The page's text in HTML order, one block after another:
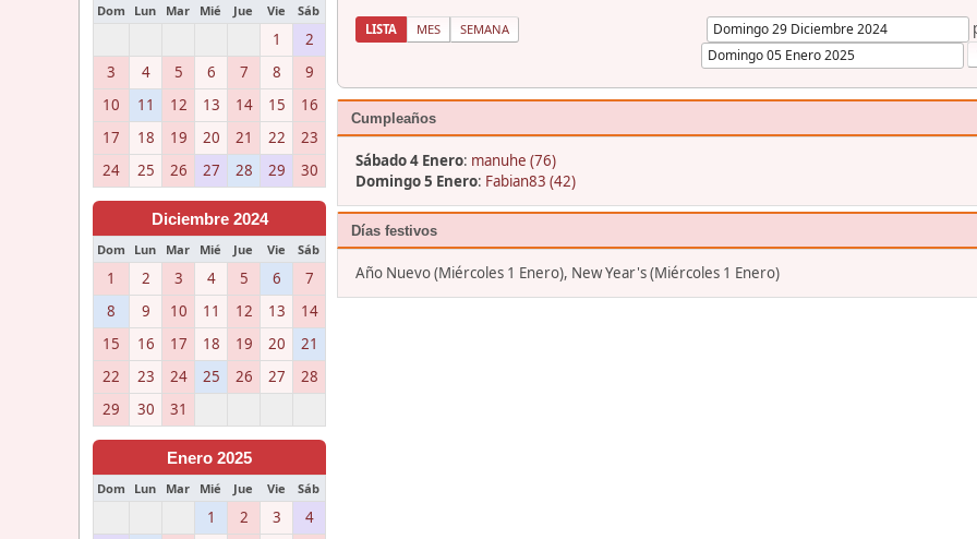
Dom Lun Mar Mié Jue Vie Sáb
1
2
3
4 5 6 7 8
9
10
11 12 13 14 15
16
17
18 19 20 21 22
23
24
25 26 27 28 29 30
Diciembre 2024
Dom Lun Mar Mié Jue Vie Sáb
1 2 3 4 5 6
7
8
9 10 11 12 13
14
15
16 17 18 19 20
21
22
23 24 25 26 27
28
29
30 31
Enero 2025
Dom Lun Mar Mié Jue Vie Sáb
1 2 3 4
LISTA MES SEMANA
Cumpleaños
Sábado 4 Enero: manuhe (76)
Domingo 5 Enero: Fabian83 (42)
Días festivos
Año Nuevo (Miércoles 1 Enero), New Year's (Miércoles 1 Enero)